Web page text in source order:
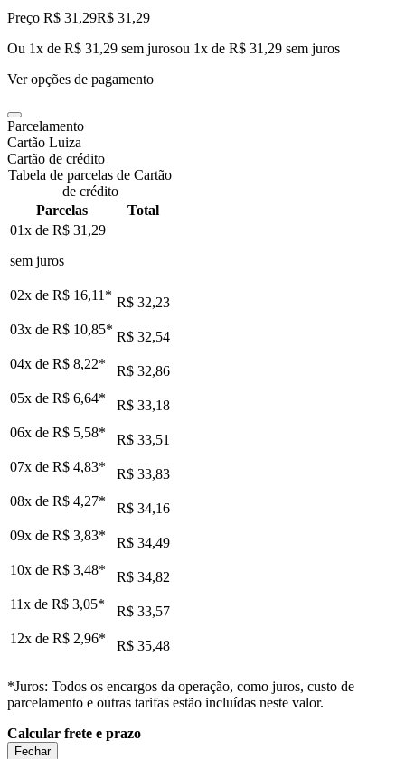
Preço R$ 31,29R$ 31 ,29
Ou 1x de R$ 31,29 sem jurosou 1x de R$ 31,29 sem juros
Ver opções de pagamento
Parcelamento
Cartão Luiza
Cartão de crédito
Tabela de parcelas de Cartão
de crédito
Parcelas
Total
01x de R$ 31,29
sem juros
02x de R$ 16,11 * R$ 32,23
03x de R$ 10,85* R$ 32,54
04x de R$ 8,22*
R$ 32,86
05x de R$ 6,64*
R$ 33,18
06x de R$ 5,58*
R$ 33,51
07x de R$ 4,83*
R$ 33,83
08x de R$ 4,27*
R$ 34,16
09x de R$ 3,83*
R$ 34,49
10x de R$ 3,48*
R$ 34,82
11x de R$ 3,05*
R$ 33,57
12x de R$ 2,96* R$ 35,48
*Juros: Todos os encargos da operação, como juros, custo de
parcelamento e outras tarifas estão incluídas neste valor.
Calcular frete e prazo
Fechar